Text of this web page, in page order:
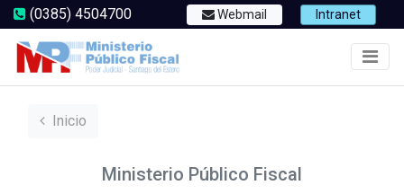
(0385) 4504700 Webmail Intranet
Inicio
Ministerio Público Fiscal